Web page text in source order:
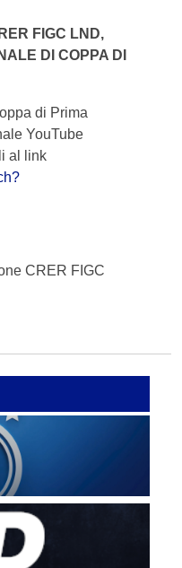
FIGC LND,
DI COPPA DI
di Prima
YouTube
al link
CRER FIGC